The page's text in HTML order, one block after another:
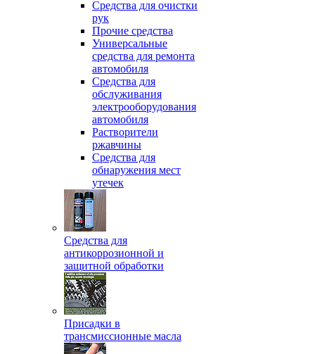
Средства для очистки
рук
Прочие средства
Универсальные
средства для ремонта
автомобиля
Средства для
обслуживания
электрооборудования
автомобиля
Растворители
ржавчины
Средства для
обнаружения мест
утечек
Средства для
антикоррозионной и
защитной обработки
Присадки в
трансмиссионные масла